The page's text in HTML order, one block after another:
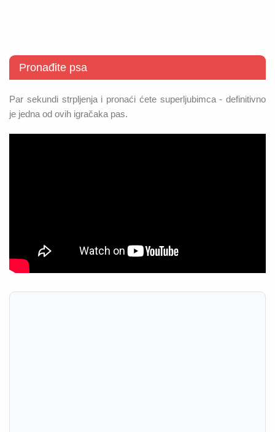
Pronađite psa
Par sekundi strpljenja i pronaći ćete superljubimca - definitivno
je jedna od ovih igračaka pas.